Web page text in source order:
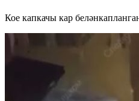
Кое капкачы кар